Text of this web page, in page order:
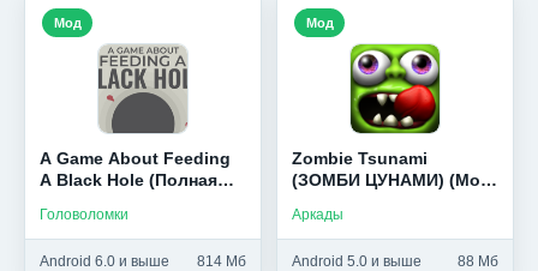
A Game About Feeding
A Black Hole (Полная
Головоломки
Android 6.0 и выше 814 Мб
Мод
Zombie Tsunami
(ЗОМБИ ЦУНАМИ) (Мод,
Аркады
Android 5.0 и выше 88 Мб
Мод